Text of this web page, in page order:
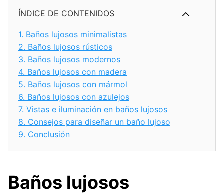
ÍNDICE DE CONTENIDOS
1. Baños lujosos minimalistas
2. Baños lujosos rústicos
3. Baños lujosos modernos
4. Baños lujosos con madera
5. Baños lujosos con mármol
6. Baños lujosos con azulejos
7. Vistas e iluminación en baños lujosos
8. Consejos para diseñar un baño lujoso
9. Conclusión
Baños lujosos